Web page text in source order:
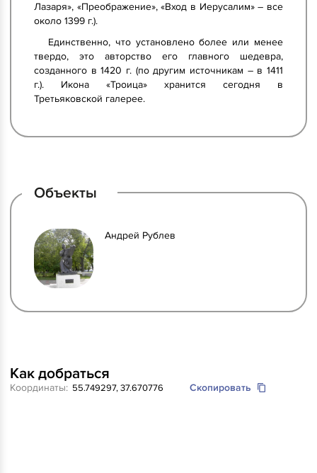
Лазаря», «Преображение», «Вход в Иерусалим» – все
около 1399 г.).
Единственно, что установлено более или менее
твердо, это авторство его главного шедевра,
созданного в 1420 г. (по другим источникам – в 1411
г.). Икона «Троица» хранится сегодня в
Третьяковской галерее.
Объекты
Андрей Рублев
Координаты: Скопировать
Как добраться